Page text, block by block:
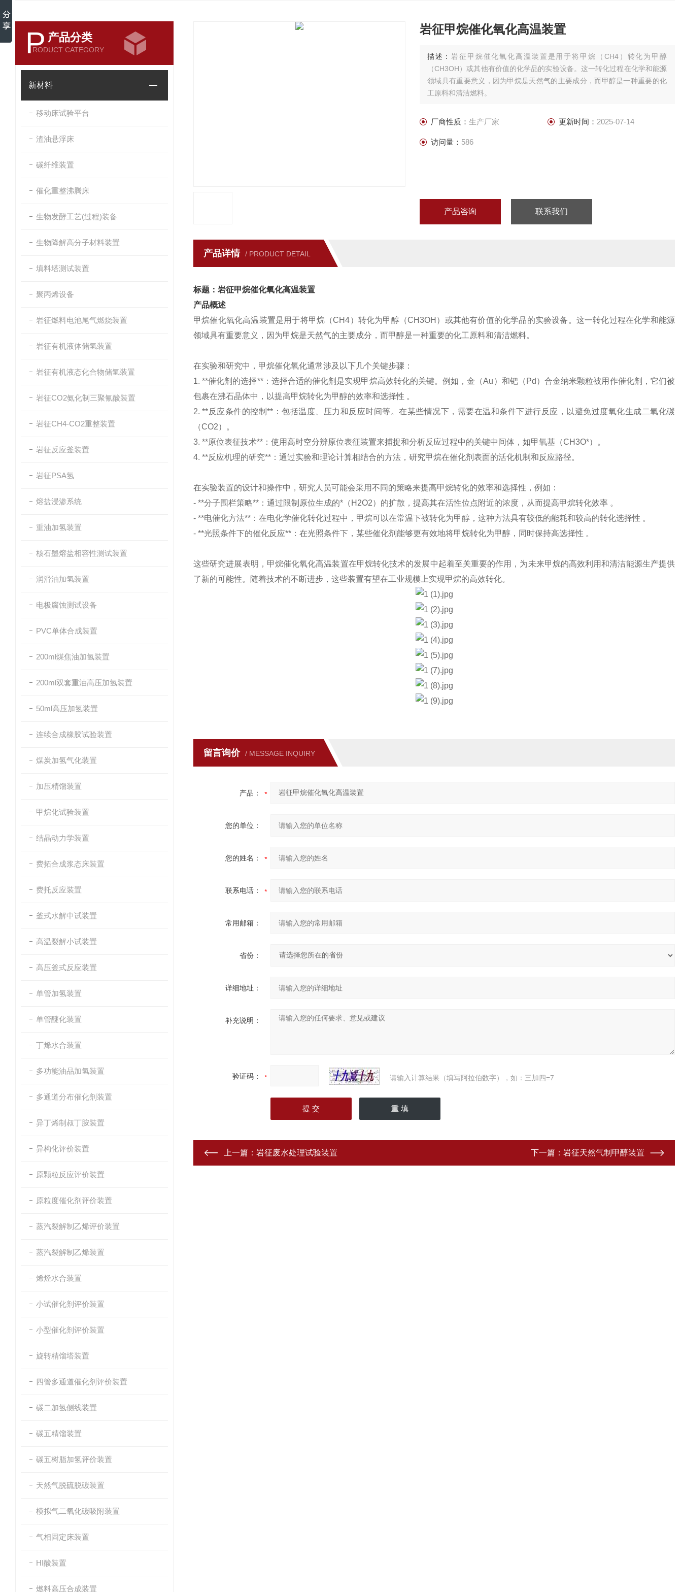
P 产品分类
RODUCT CATEGORY
新材料
移动床试验平台
渣油悬浮床
碳纤维装置
催化重整沸腾床
生物发酵工艺(过程)装备
生物降解高分子材料装置
填料塔测试装置
聚丙烯设备
岩征燃料电池尾气燃烧装置
岩征有机液体储氢装置
岩征有机液态化合物储氢装置
岩征CO2氨化制三聚氰酸装置
岩征CH4-CO2重整装置
岩征反应釜装置
岩征PSA氢
熔盐浸渗系统
重油加氢装置
核石墨熔盐相容性测试装置
润滑油加氢装置
电极腐蚀测试设备
PVC单体合成装置
200ml煤焦油加氢装置
200ml双套重油高压加氢装置
50ml高压加氢装置
连续合成橡胶试验装置
煤炭加氢气化装置
加压精馏装置
甲烷化试验装置
结晶动力学装置
费拓合成浆态床装置
费托反应装置
釜式水解中试装置
高温裂解小试装置
高压釜式反应装置
单管加氢装置
单管醚化装置
丁烯水合装置
多功能油品加氢装置
多通道分布催化剂装置
异丁烯制叔丁胺装置
异构化评价装置
原颗粒反应评价装置
原粒度催化剂评价装置
蒸汽裂解制乙烯评价装置
蒸汽裂解制乙烯装置
烯烃水合装置
小试催化剂评价装置
小型催化剂评价装置
旋转精馏塔装置
四管多通道催化剂评价装置
碳二加氢侧线装置
碳五精馏装置
碳五树脂加氢评价装置
天然气脱硫脱碳装置
模拟气二氧化碳吸附装置
气相固定床装置
HI酸装置
燃料高压合成装置
岩征甲烷催化氧化高温装置
描述：岩征甲烷催化氧化高温装置是用于将甲烷（CH4）转化为甲醇
（CH3OH）或其他有价值的化学品的实验设备。这一转化过程在化学和能源
领域具有重要意义，因为甲烷是天然气的主要成分，而甲醇是一种重要的化
工原料和清洁燃料。
厂商性质：生产厂家 更新时间： 2025-07-14
访问量： 586
产品咨询 联系我们
产品详情 / PRODUCT DETAIL
标题：岩征甲烷催化氧化高温装置
产品概述
甲烷催化氧化高温装置是用于将甲烷（CH4）转化为甲醇（CH3OH）或其他有价值的化学品的实验设备。这一转化过程在化学和能源
领域具有重要意义，因为甲烷是天然气的主要成分，而甲醇是一种重要的化工原料和清洁燃料。
在实验和研究中，甲烷催化氧化通常涉及以下几个关键步骤：
1. **催化剂的选择**：选择合适的催化剂是实现甲烷高效转化的关键。例如，金（Au）和钯（Pd）合金纳米颗粒被用作催化剂，它们被
包裹在沸石晶体中，以提高甲烷转化为甲醇的效率和选择性 。
2. **反应条件的控制**：包括温度、压力和反应时间等。在某些情况下，需要在温和条件下进行反应，以避免过度氧化生成二氧化碳
（CO2）。
3. **原位表征技术**：使用高时空分辨原位表征装置来捕捉和分析反应过程中的关键中间体，如甲氧基（CH3O*）。
4. **反应机理的研究**：通过实验和理论计算相结合的方法，研究甲烷在催化剂表面的活化机制和反应路径。
在实验装置的设计和操作中，研究人员可能会采用不同的策略来提高甲烷转化的效率和选择性，例如：
- **分子围栏策略**：通过限制原位生成的*（H2O2）的扩散，提高其在活性位点附近的浓度，从而提高甲烷转化效率 。
- **电催化方法**：在电化学催化转化过程中，甲烷可以在常温下被转化为甲醇，这种方法具有较低的能耗和较高的转化选择性 。
- **光照条件下的催化反应**：在光照条件下，某些催化剂能够更有效地将甲烷转化为甲醇，同时保持高选择性 。
这些研究进展表明，甲烷催化氧化高温装置在甲烷转化技术的发展中起着至关重要的作用，为未来甲烷的高效利用和清洁能源生产提供
了新的可能性。随着技术的不断进步，这些装置有望在工业规模上实现甲烷的高效转化。
留言询价 / MESSAGE INQUIRY
产品：
您的单位：
您的姓名：
联系电话：
常用邮箱：
省份：
详细地址：
补充说明：
验证码： 请输入计算结果（填写阿拉伯数字），如：三加四=7
上一篇： 岩征废水处理试验装置 下一篇： 岩征天然气制甲醇装置